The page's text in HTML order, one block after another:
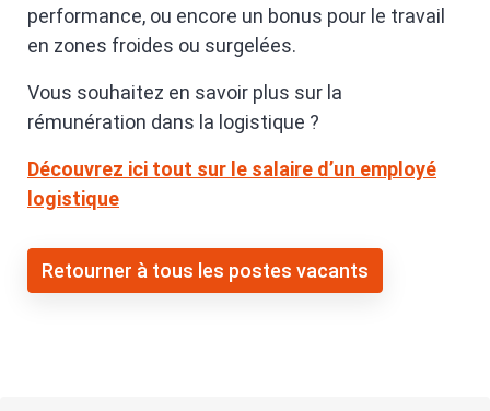
performance, ou encore un bonus pour le travail
en zones froides ou surgelées.
Vous souhaitez en savoir plus sur la
rémunération dans la logistique ?
Découvrez ici tout sur le salaire d’un employé
logistique
Retourner à tous les postes vacants